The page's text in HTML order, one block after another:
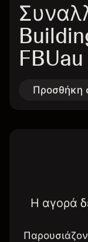
Προσθήκη
Η αγορά